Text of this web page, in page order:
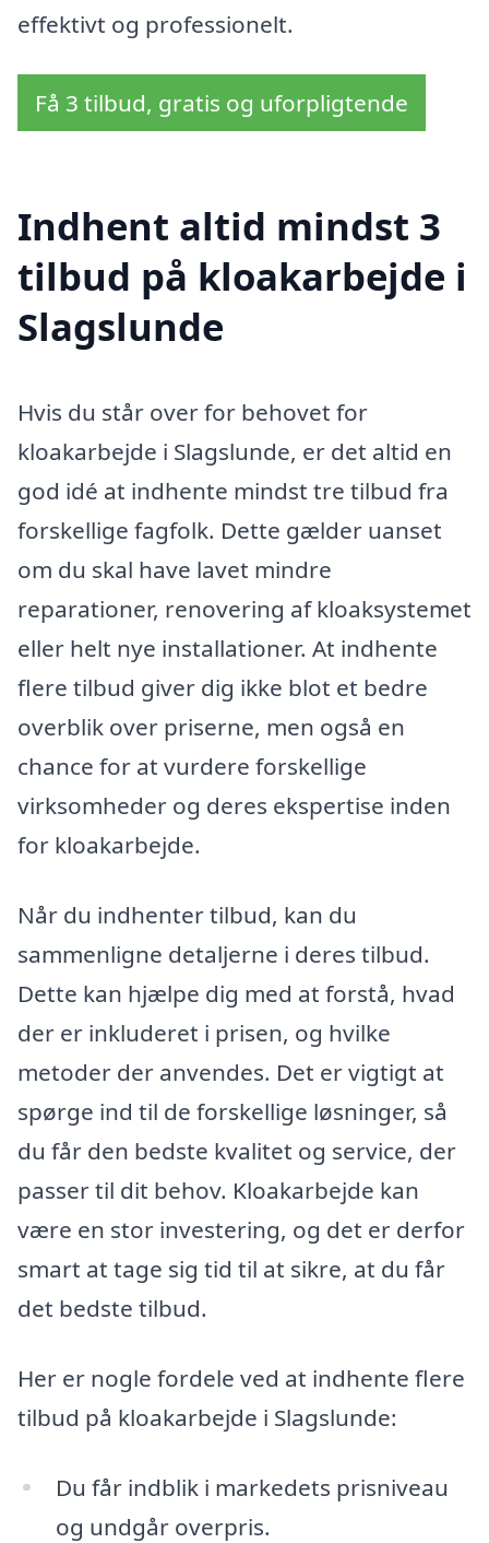
effektivt og professionelt.
Få 3 tilbud, gratis og uforpligtende
Indhent altid mindst 3
tilbud på kloakarbejde i
Slagslunde
Hvis du står over for behovet for
kloakarbejde i Slagslunde, er det altid en
god idé at indhente mindst tre tilbud fra
forskellige fagfolk. Dette gælder uanset
om du skal have lavet mindre
reparationer, renovering af kloaksystemet
eller helt nye installationer. At indhente
flere tilbud giver dig ikke blot et bedre
overblik over priserne, men også en
chance for at vurdere forskellige
virksomheder og deres ekspertise inden
for kloakarbejde.
Når du indhenter tilbud, kan du
sammenligne detaljerne i deres tilbud.
Dette kan hjælpe dig med at forstå, hvad
der er inkluderet i prisen, og hvilke
metoder der anvendes. Det er vigtigt at
spørge ind til de forskellige løsninger, så
du får den bedste kvalitet og service, der
passer til dit behov. Kloakarbejde kan
være en stor investering, og det er derfor
smart at tage sig tid til at sikre, at du får
det bedste tilbud.
Her er nogle fordele ved at indhente flere
tilbud på kloakarbejde i Slagslunde:
Du får indblik i markedets prisniveau
og undgår overpris.